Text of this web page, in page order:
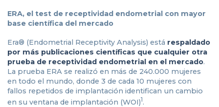
ERA, el test de receptividad endometrial con mayor
base científica del mercado
Era® (Endometrial Receptivity Analysis) está respaldado
por más publicaciones científicas que cualquier otra
prueba de receptividad endometrial en el mercado.
La prueba ERA se realizó en más de 240.000 mujeres
en todo el mundo, donde 3 de cada 10 mujeres con
fallos repetidos de implantación identifican un cambio
en su ventana de implantación (WOI)1.